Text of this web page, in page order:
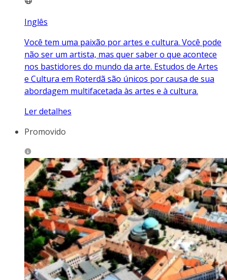
Inglês
Você tem uma paixão por artes e cultura. Você pode
não ser um artista, mas quer saber o que acontece
nos bastidores do mundo da arte. Estudos de Artes
e Cultura em Roterdã são únicos por causa de sua
abordagem multifacetada às artes e à cultura.
Ler detalhes
Promovido